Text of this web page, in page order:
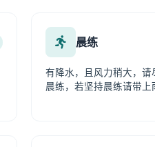
晨练
有降水，且风力稍大，请
晨练，若坚持晨练请带上